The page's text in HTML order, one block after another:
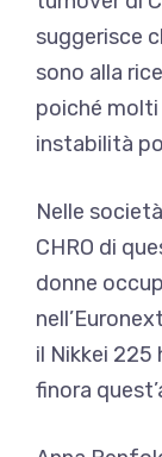
suggerisce
sono alla
poiché
instabilità
Nelle
CHRO di
donne
il Nikkei 225
finora